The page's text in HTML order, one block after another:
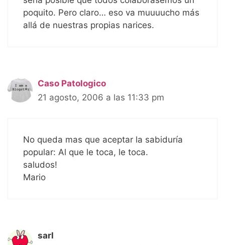
poquito. Pero claro… eso va muuuucho más
allá de nuestras propias narices.
Caso Patologico
21 agosto, 2006 a las 11:33 pm
No queda mas que aceptar la sabiduría
popular: Al que le toca, le toca.
saludos!
Mario
sarl